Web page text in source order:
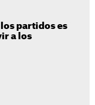
partidos es
a los